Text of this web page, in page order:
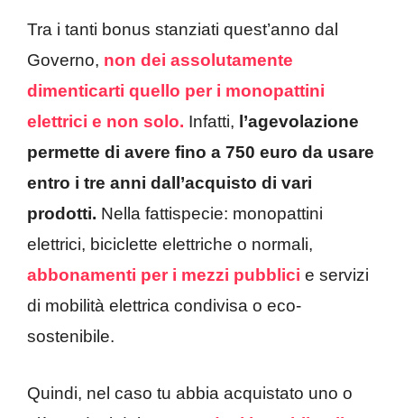
Tra i tanti bonus stanziati quest’anno dal
Governo, non dei assolutamente
dimenticarti quello per i monopattini
elettrici e non solo. Infatti, l’agevolazione
permette di avere fino a 750 euro da usare
entro i tre anni dall’acquisto di vari
prodotti. Nella fattispecie: monopattini
elettrici, biciclette elettriche o normali,
abbonamenti per i mezzi pubblici e servizi
di mobilità elettrica condivisa o eco-
sostenibile.
Quindi, nel caso tu abbia acquistato uno o